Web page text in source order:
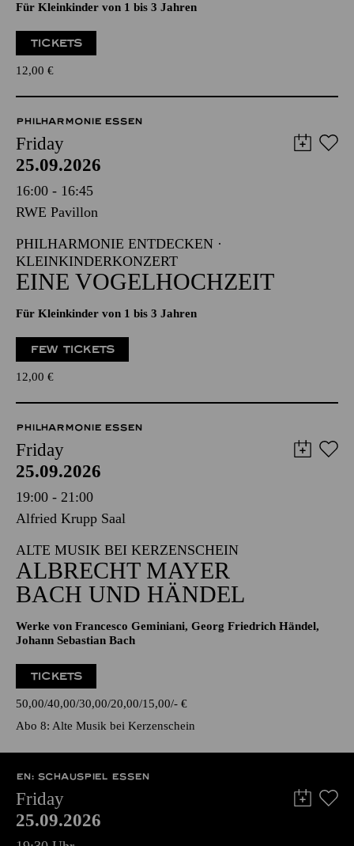
Für Kleinkinder von 1 bis 3 Jahren
TICKETS
12,00 €
PHILHARMONIE ESSEN
Friday
25.09.2026
16:00 - 16:45
RWE Pavillon
PHILHARMONIE ENTDECKEN ·
KLEINKINDERKONZERT
EINE VOGELHOCHZEIT
Für Kleinkinder von 1 bis 3 Jahren
FEW TICKETS
12,00 €
PHILHARMONIE ESSEN
Friday
25.09.2026
19:00 - 21:00
Alfried Krupp Saal
ALTE MUSIK BEI KERZENSCHEIN
ALBRECHT MAYER
BACH UND HÄNDEL
Werke von Francesco Geminiani, Georg Friedrich Händel,
Johann Sebastian Bach
TICKETS
50,00 40,00 30,00 20,00 15,00 - €
Abo 8: Alte Musik bei Kerzenschein
EN: SCHAUSPIEL ESSEN
Friday
25.09.2026